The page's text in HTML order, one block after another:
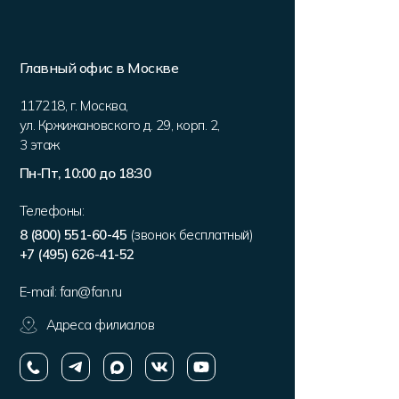
Главный офис в Москве
117218, г. Москва,
ул. Кржижановского д. 29, корп. 2,
3 этаж
Пн-Пт, 10:00 до 18:30
Телефоны:
8 (800) 551-60-45 (звонок бесплатный)
+7 (495) 626-41-52
E-mail: fan@fan.ru
Адреса филиалов